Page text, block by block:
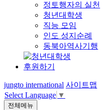
정토행자의 실천
청년대학생
직능 모임
인도 성지순례
동북아역사기행
후원하기
jungto international 사이트맵
Select Language ▼
전체메뉴